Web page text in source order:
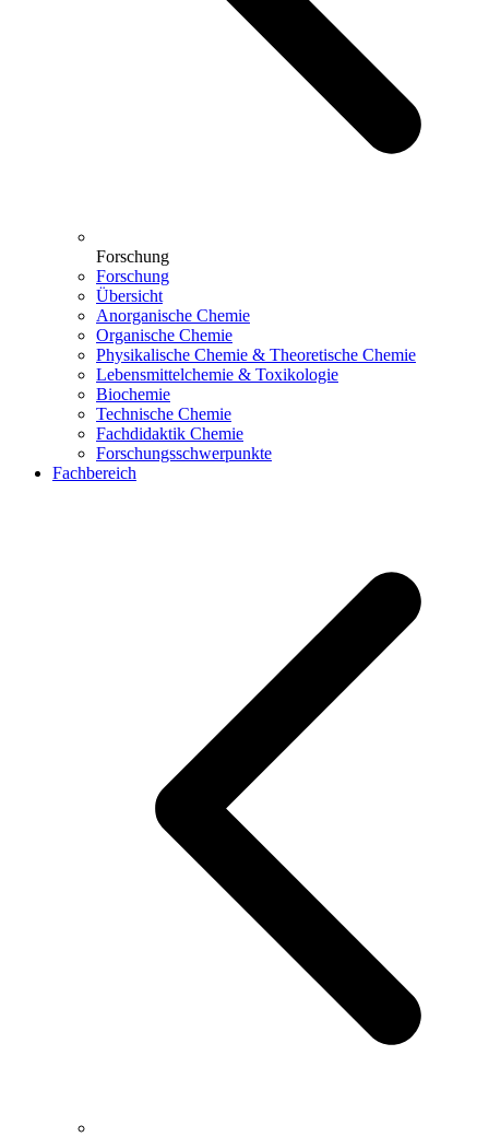
Forschung
Forschung
Übersicht
Anorganische Chemie
Organische Chemie
Physikalische Chemie & Theoretische Chemie
Lebensmittelchemie & Toxikologie
Biochemie
Technische Chemie
Fachdidaktik Chemie
Forschungsschwerpunkte
Fachbereich